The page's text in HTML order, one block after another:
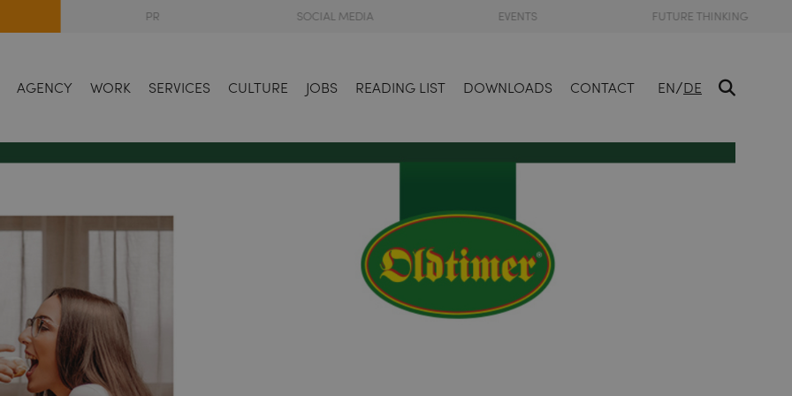
PR SOCIAL MEDIA EVENTS FUTURE THINKING
AGENCY WORK SERVICES CULTURE JOBS READING LIST DOWNLOADS CONTACT EN/DE